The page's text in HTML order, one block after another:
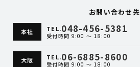
お問い合わせ先
本社 TEL.048-456-5381
受付時間 9:00 ～ 18:00
大阪 TEL.06-6885-8600
受付時間 9:00 ～ 18:00